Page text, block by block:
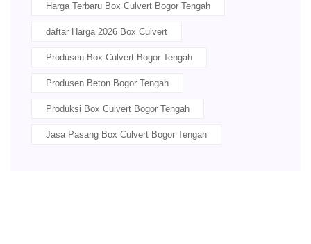
Harga Terbaru Box Culvert Bogor Tengah
daftar Harga 2026 Box Culvert
Produsen Box Culvert Bogor Tengah
Produsen Beton Bogor Tengah
Produksi Box Culvert Bogor Tengah
Jasa Pasang Box Culvert Bogor Tengah